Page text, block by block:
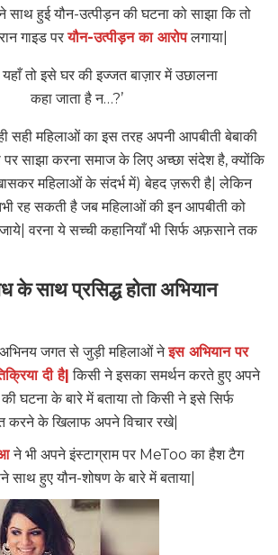
साथ हुई यौन-उत्पीड़न की घटना को साझा कि तो
गाइड परयौन-उत्पीड़न का आरोपलगाया|
यहाँ तो इसे घर की इज्जत बाज़ार में उछालना
कहा जाता है न…?’
सही महिलाओं का इस तरह अपनी आपबीती बेबाकी
साझा करना समाज के लिए अच्छा संदेश है, क्योंकि
महिलाओं के संदर्भ में) बेहद ज़रूरी है| लेकिन
रह सकती है जब महिलाओं की इन आपबीती को
वरना ये सच्ची कहानियाँ भी सिर्फ अफ़साने तक
के साथ प्रसिद्ध होता अभियान
अभिनय जगत से जुड़ी महिलाओं नेइस अभियान पर
दी है| किसी ने इसका समर्थन करते हुए अपने
घटना के बारे में बताया तो किसी ने इसे सिर्फ
करने के खिलाफ अपने विचार रखे|
ने भी अपने इंस्टाग्राम पर MeToo का हैश टैग
साथ हुए यौन-शोषण के बारे में बताया|